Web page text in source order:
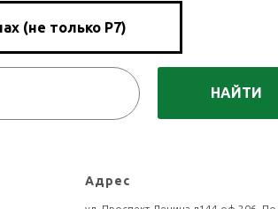
(не только Р7)
НАЙТИ
Адрес